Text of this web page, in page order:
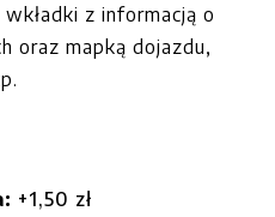
z informacją o
oraz mapką dojazdu,
+1,50 zł